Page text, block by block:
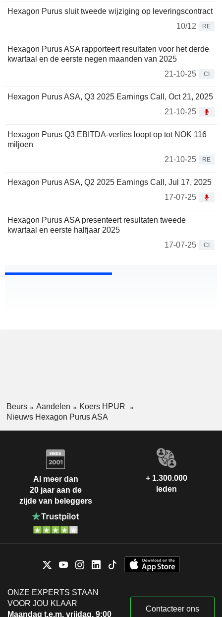
Hexagon Purus sluit tweede wijziging op leveringscontract
10/12
RE
Hexagon Purus ASA rapporteert resultaten voor het derde
kwartaal en de eerste negen maanden van 2025
21-10-25
CI
Hexagon Purus ASA, Q3 2025 Earnings Call, Oct 21, 2025
21-10-25
Hexagon Purus Q3 EBITDA-verlies loopt op tot NOK 116
miljoen
21-10-25
RE
Hexagon Purus ASA, Q2 2025 Earnings Call, Jul 17, 2025
17-07-25
Hexagon Purus ASA presenteert resultaten tweede
kwartaal en eerste halfjaar 2025
17-07-25
CI
Beurs Aandelen
Koers HPUR
Nieuws Hexagon Purus ASA
Al meer dan
20 jaar aan de
zijde van beleggers
+ 1.300.000
leden
ONZE EXPERTS STAAN
VOOR JOU KLAAR
Maandag t.e.m. vrijdag, 9:00
Contacteer ons